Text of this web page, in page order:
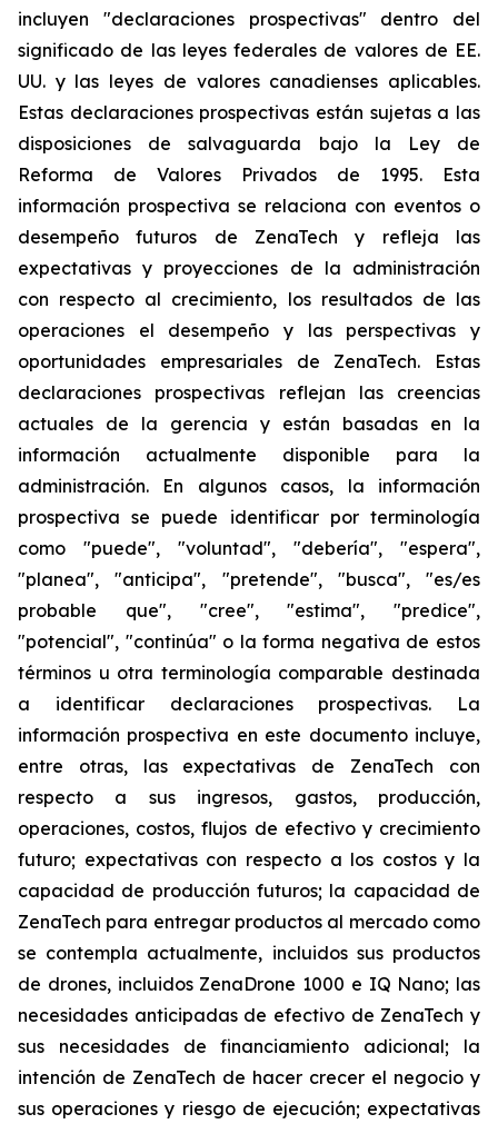
incluyen "declaraciones prospectivas" dentro del
significado de las leyes federales de valores de EE.
UU. y las leyes de valores canadienses aplicables.
Estas declaraciones prospectivas están sujetas a las
disposiciones de salvaguarda bajo la Ley de
Reforma de Valores Privados de 1995. Esta
información prospectiva se relaciona con eventos o
desempeño futuros de ZenaTech y refleja las
expectativas y proyecciones de la administración
con respecto al crecimiento, los resultados de las
operaciones el desempeño y las perspectivas y
oportunidades empresariales de ZenaTech. Estas
declaraciones prospectivas reflejan las creencias
actuales de la gerencia y están basadas en la
información actualmente disponible para la
administración. En algunos casos, la información
prospectiva se puede identificar por terminología
como "puede", "voluntad", "debería", "espera",
"planea", "anticipa", "pretende", "busca", "es/es
probable que", "cree", "estima", "predice",
"potencial", "continúa" o la forma negativa de estos
términos u otra terminología comparable destinada
a identificar declaraciones prospectivas. La
información prospectiva en este documento incluye,
entre otras, las expectativas de ZenaTech con
respecto a sus ingresos, gastos, producción,
operaciones, costos, flujos de efectivo y crecimiento
futuro; expectativas con respecto a los costos y la
capacidad de producción futuros; la capacidad de
ZenaTech para entregar productos al mercado como
se contempla actualmente, incluidos sus productos
de drones, incluidos ZenaDrone 1000 e IQ Nano; las
necesidades anticipadas de efectivo de ZenaTech y
sus necesidades de financiamiento adicional; la
intención de ZenaTech de hacer crecer el negocio y
sus operaciones y riesgo de ejecución; expectativas